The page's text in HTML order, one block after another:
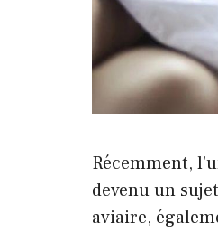
Récemment,
devenu un
aviaire,